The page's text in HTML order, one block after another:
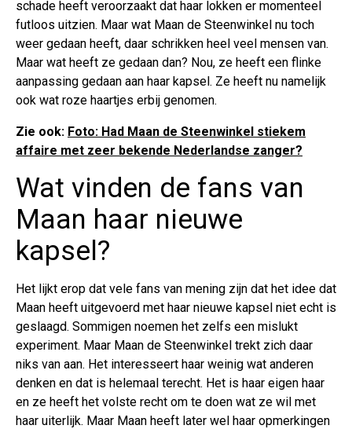
schade heeft veroorzaakt dat haar lokken er momenteel
futloos uitzien. Maar wat Maan de Steenwinkel nu toch
weer gedaan heeft, daar schrikken heel veel mensen van.
Maar wat heeft ze gedaan dan? Nou, ze heeft een flinke
aanpassing gedaan aan haar kapsel. Ze heeft nu namelijk
ook wat roze haartjes erbij genomen.
Zie ook: Foto: Had Maan de Steenwinkel stiekem
affaire met zeer bekende Nederlandse zanger?
Wat vinden de fans van
Maan haar nieuwe
kapsel?
Het lijkt erop dat vele fans van mening zijn dat het idee dat
Maan heeft uitgevoerd met haar nieuwe kapsel niet echt is
geslaagd. Sommigen noemen het zelfs een mislukt
experiment. Maar Maan de Steenwinkel trekt zich daar
niks van aan. Het interesseert haar weinig wat anderen
denken en dat is helemaal terecht. Het is haar eigen haar
en ze heeft het volste recht om te doen wat ze wil met
haar uiterlijk. Maar Maan heeft later wel haar opmerkingen